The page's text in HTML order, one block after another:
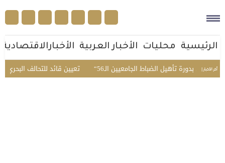
الرئيسية محليات الأخبار العربية الأخبارالاقتصادية
أخر الأخبار | تعيين قائد للتحالف البحري بدورة تأهيل الضباط الجامعيين الـ56